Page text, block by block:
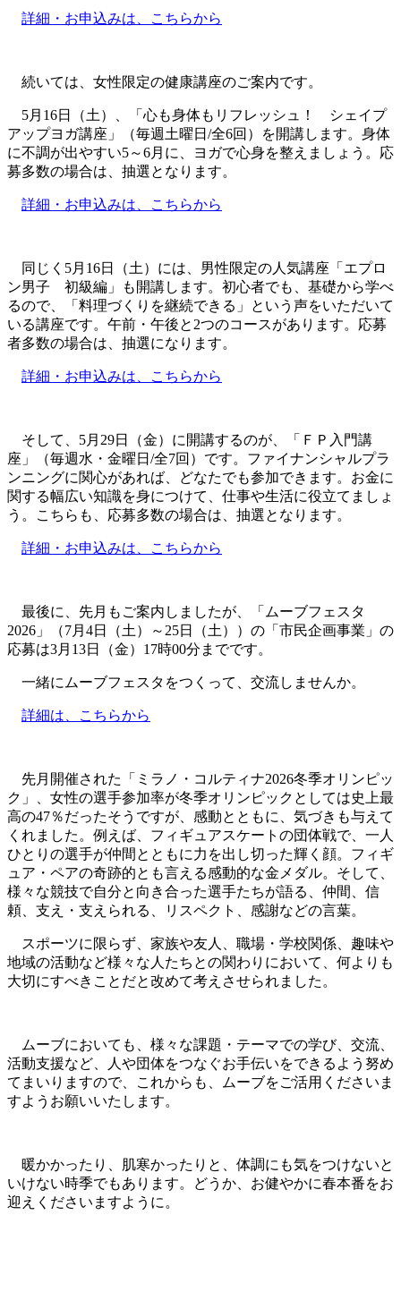
詳細・お申込みは、こちらから
続いては、女性限定の健康講座のご案内です。
5月16日（土）、「心も身体もリフレッシュ！ シェイプ
アップヨガ講座」（毎週土曜日/全6回）を開講します。身体
に不調が出やすい5～6月に、ヨガで心身を整えましょう。応
募多数の場合は、抽選となります。
詳細・お申込みは、こちらから
同じく5月16日（土）には、男性限定の人気講座「エプロ
ン男子 初級編」も開講します。初心者でも、基礎から学べ
るので、「料理づくりを継続できる」という声をいただいて
いる講座です。午前・午後と2つのコースがあります。応募
者多数の場合は、抽選になります。
詳細・お申込みは、こちらから
そして、5月29日（金）に開講するのが、「ＦＰ入門講
座」（毎週水・金曜日/全7回）です。ファイナンシャルプラ
ンニングに関心があれば、どなたでも参加できます。お金に
関する幅広い知識を身につけて、仕事や生活に役立てましょ
う。こちらも、応募多数の場合は、抽選となります。
詳細・お申込みは、こちらから
最後に、先月もご案内しましたが、「ムーブフェスタ
2026」（7月4日（土）～25日（土））の「市民企画事業」の
応募は3月13日（金）17時00分までです。
一緒にムーブフェスタをつくって、交流しませんか。
詳細は、こちらから
先月開催された「ミラノ・コルティナ2026冬季オリンピッ
ク」、女性の選手参加率が冬季オリンピックとしては史上最
高の47％だったそうですが、感動とともに、気づきも与えて
くれました。例えば、フィギュアスケートの団体戦で、一人
ひとりの選手が仲間とともに力を出し切った輝く顔。フィギ
ュア・ペアの奇跡的とも言える感動的な金メダル。そして、
様々な競技で自分と向き合った選手たちが語る、仲間、信
頼、支え・支えられる、リスペクト、感謝などの言葉。
スポーツに限らず、家族や友人、職場・学校関係、趣味や
地域の活動など様々な人たちとの関わりにおいて、何よりも
大切にすべきことだと改めて考えさせられました。
ムーブにおいても、様々な課題・テーマでの学び、交流、
活動支援など、人や団体をつなぐお手伝いをできるよう努め
てまいりますので、これからも、ムーブをご活用くださいま
すようお願いいたします。
暖かかったり、肌寒かったりと、体調にも気をつけないと
いけない時季でもあります。どうか、お健やかに春本番をお
迎えくださいますように。